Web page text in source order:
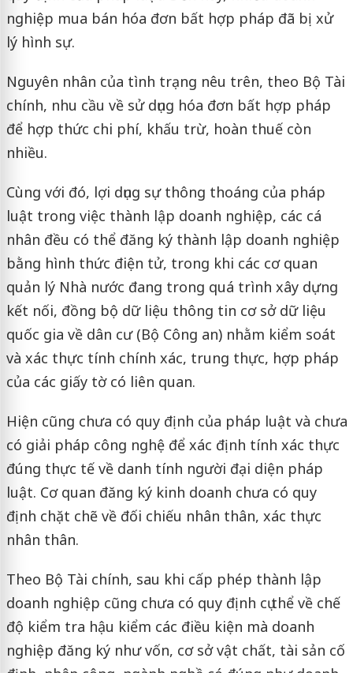
nghiệp mua bán hóa đơn bất hợp pháp đã bị xử
lý hình sự.
Nguyên nhân của tình trạng nêu trên, theo Bộ Tài
chính, nhu cầu về sử dụng hóa đơn bất hợp pháp
để hợp thức chi phí, khấu trừ, hoàn thuế còn
nhiều.
Cùng với đó, lợi dụng sự thông thoáng của pháp
luật trong việc thành lập doanh nghiệp, các cá
nhân đều có thể đăng ký thành lập doanh nghiệp
bằng hình thức điện tử, trong khi các cơ quan
quản lý Nhà nước đang trong quá trình xây dựng
kết nối, đồng bộ dữ liệu thông tin cơ sở dữ liệu
quốc gia về dân cư (Bộ Công an) nhằm kiểm soát
và xác thực tính chính xác, trung thực, hợp pháp
của các giấy tờ có liên quan.
Hiện cũng chưa có quy định của pháp luật và chưa
có giải pháp công nghệ để xác định tính xác thực
đúng thực tế về danh tính người đại diện pháp
luật. Cơ quan đăng ký kinh doanh chưa có quy
định chặt chẽ về đối chiếu nhân thân, xác thực
nhân thân.
Theo Bộ Tài chính, sau khi cấp phép thành lập
doanh nghiệp cũng chưa có quy định cụ thể về chế
độ kiểm tra hậu kiểm các điều kiện mà doanh
nghiệp đăng ký như vốn, cơ sở vật chất, tài sản cố